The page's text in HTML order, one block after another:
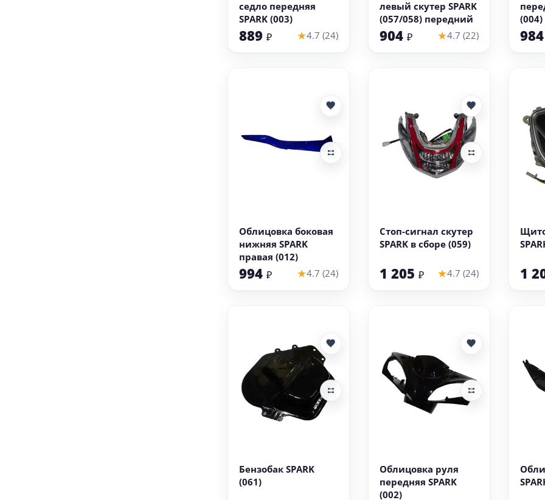
седло передняя
SPARK (003)
889 ₽ ★4.7 (24)
левый скутер SPARK
(057/058) передний
904 ₽ ★4.7 (22)
(004)
Облицовка боковая
нижняя SPARK
правая (012)
994 ₽ ★4.7 (24)
Стоп-сигнал скутер
SPARK в сборе (059)
1 205 ₽ ★4.7 (24) 1
Бензобак SPARK
(061)
Облицовка руля
передняя SPARK
(002)